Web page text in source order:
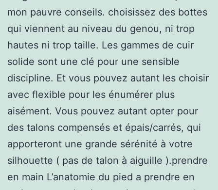
mon pauvre conseils. choisissez des bottes
qui viennent au niveau du genou, ni trop
hautes ni trop taille. Les gammes de cuir
solide sont une clé pour une sensible
discipline. Et vous pouvez autant les choisir
avec flexible pour les énumérer plus
aisément. Vous pouvez autant opter pour
des talons compensés et épais/carrés, qui
apporteront une grande sérénité à votre
silhouette ( pas de talon à aiguille ).prendre
en main L’anatomie du pied a prendre en